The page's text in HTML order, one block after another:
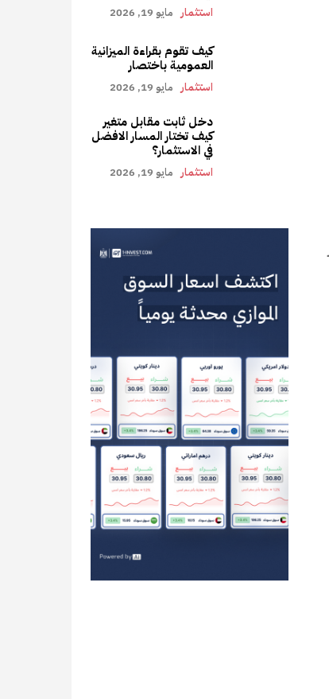
استثمار مايو 19, 2026
كيف تقوم بقراءة الميزانية
العمومية باختصار
استثمار مايو 19, 2026
دخل ثابت مقابل متغير
كيف تختار المسار الافضل
في الاستثمار؟
استثمار مايو 19, 2026